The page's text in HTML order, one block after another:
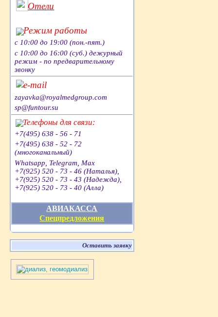
Отели
Режим работы
с 10:00 до 19:00 (пон.-пят.)
с 10:00 до 16:00 (суб.) дежурный
режим - по предварительному
звонку
e-mail
zayavka@royalmedgroup.com
sp@funtour.su
Телефоны для связи:
+7(495) 638 - 56 - 71
+7(495) 638 - 52 - 72
(многоканальный)
Whatsapp, Telegram, Max
+7(925) 520 - 73 - 46 (Наталья),
+7(925) 520 - 73 - 43 (Надежда),
+7(925) 520 - 73 - 40 (Алла)
АВИАКАССА
Спецпредложения
Оставить заявку